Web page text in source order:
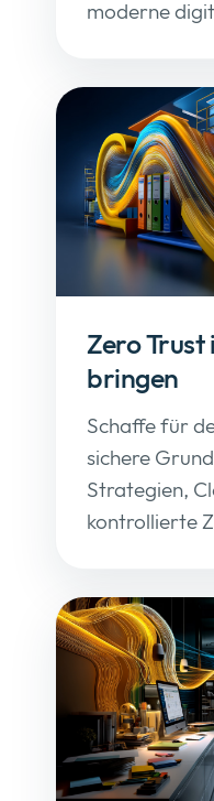
moderne
Zero Trust
bringen
Schaffe für
sichere
Strategien,
kontrollierte